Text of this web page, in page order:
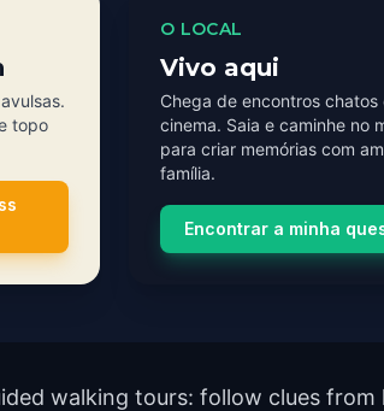
topo
O LOCAL
Vivo aqui
Chega de encontros chatos
cinema. Saia e caminhe no
para criar memórias com
família.
Encontrar a minha
walking tours: follow clues